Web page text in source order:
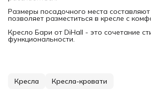
Размеры посадочного места составляют
позволяет разместиться в кресле с
Кресло Бари от DiHall - это сочетание
функциональности.
Кресла Кресла-кровати